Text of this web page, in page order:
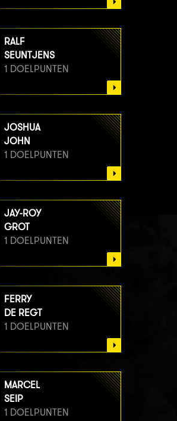
RALF
SEUNTJENS
1 DOELPUNTEN
JOSHUA
JOHN
1 DOELPUNTEN
JAY-ROY
GROT
1 DOELPUNTEN
FERRY
DE REGT
1 DOELPUNTEN
MARCEL
SEIP
1 DOELPUNTEN